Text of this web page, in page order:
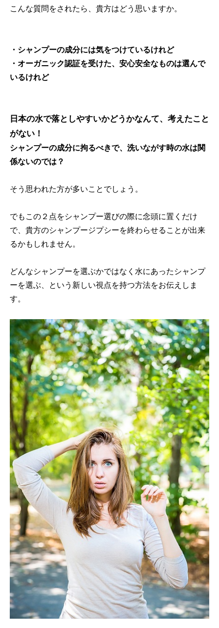
こんな質問をされたら、貴方はどう思いますか。
・シャンプーの成分には気をつけているけれど
・オーガニック認証を受けた、安心安全なものは選んで
いるけれど
日本の水で落としやすいかどうかなんて、考えたこと
がない！
シャンプーの成分に拘るべきで、洗いながす時の水は関
係ないのでは？
そう思われた方が多いことでしょう。
でもこの２点をシャンプー選びの際に念頭に置くだけ
で、貴方のシャンプージプシーを終わらせることが出来
るかもしれません。
どんなシャンプーを選ぶかではなく水にあったシャンプ
ーを選ぶ、という新しい視点を持つ方法をお伝えしま
す。